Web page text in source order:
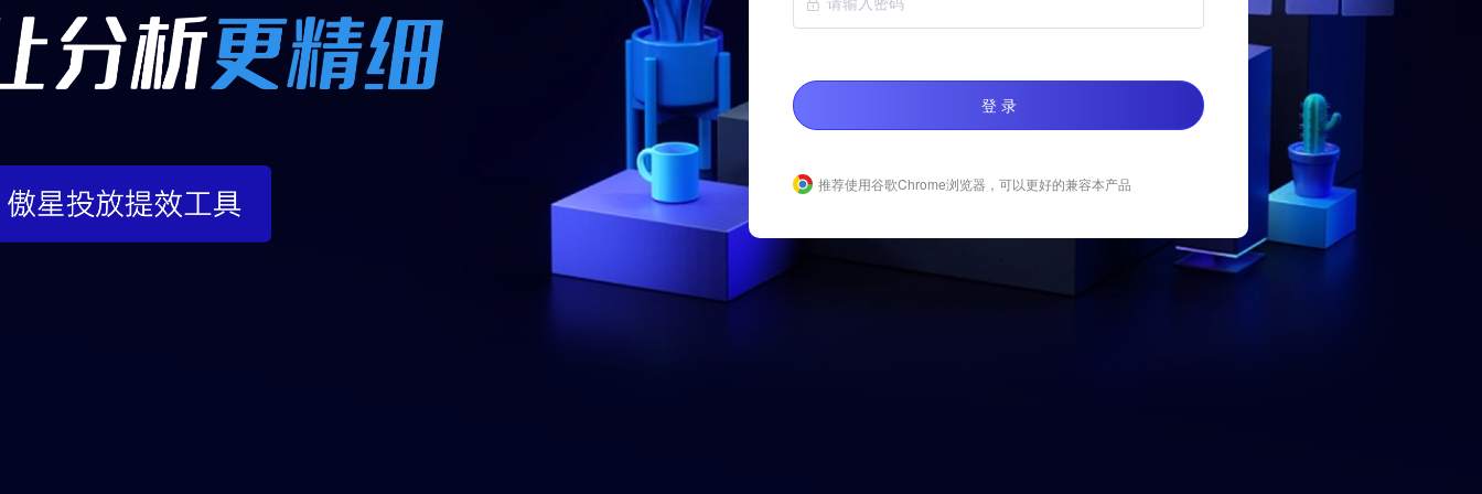
登 录
推荐使用谷歌Chrome浏览器，可以更好的兼容本产品